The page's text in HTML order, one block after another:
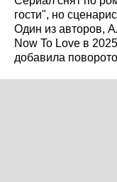
гости", но
Один из авторов,
Now To Love в
добавила